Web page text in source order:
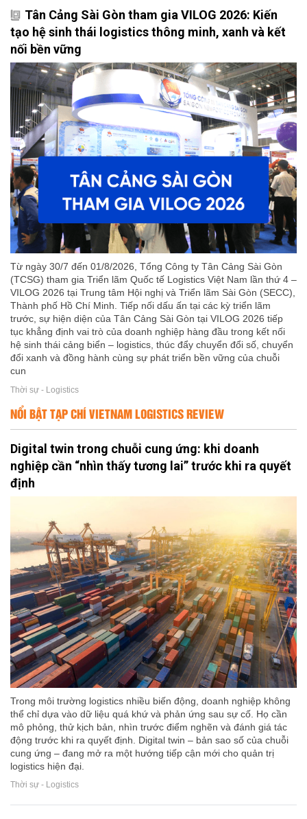
Tân Cảng Sài Gòn tham gia VILOG 2026: Kiến
tạo hệ sinh thái logistics thông minh, xanh và kết
nối bền vững
Từ ngày 30/7 đến 01/8/2026, Tổng Công ty Tân Cảng Sài Gòn
(TCSG) tham gia Triển lãm Quốc tế Logistics Việt Nam lần thứ 4 –
VILOG 2026 tại Trung tâm Hội nghị và Triển lãm Sài Gòn (SECC),
Thành phố Hồ Chí Minh. Tiếp nối dấu ấn tại các kỳ triển lãm
trước, sự hiện diện của Tân Cảng Sài Gòn tại VILOG 2026 tiếp
tục khẳng định vai trò của doanh nghiệp hàng đầu trong kết nối
hệ sinh thái cảng biển – logistics, thúc đẩy chuyển đổi số, chuyển
đổi xanh và đồng hành cùng sự phát triển bền vững của chuỗi
cun
Thời sự - Logistics
NỔI BẬT TẠP CHÍ VIETNAM LOGISTICS REVIEW
Digital twin trong chuỗi cung ứng: khi doanh
nghiệp cần “nhìn thấy tương lai” trước khi ra quyết
định
Trong môi trường logistics nhiều biến động, doanh nghiệp không
thể chỉ dựa vào dữ liệu quá khứ và phản ứng sau sự cố. Họ cần
mô phỏng, thử kịch bản, nhìn trước điểm nghẽn và đánh giá tác
động trước khi ra quyết định. Digital twin – bản sao số của chuỗi
cung ứng – đang mở ra một hướng tiếp cận mới cho quản trị
logistics hiện đại.
Thời sự - Logistics